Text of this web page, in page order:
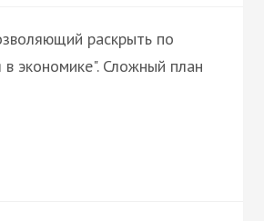
раскрыть по
экономике". Сложный план